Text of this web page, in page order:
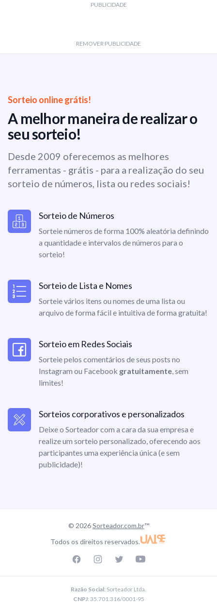
PUBLICIDADE
REMOVER PUBLICIDADE
Sorteio online grátis!
A melhor maneira de realizar o
seu sorteio!
Desde 2009 oferecemos as melhores
ferramentas - grátis - para a realização do seu
sorteio de números, lista ou redes sociais!
Sorteio de Números
Sorteie números de forma 100% aleatória definindo
a quantidade e intervalos de números para o
sorteio!
Sorteio de Lista e Nomes
Sorteie vários itens ou nomes de uma lista ou
arquivo de forma fácil e intuitiva de forma gratuita!
Sorteio em Redes Sociais
Sorteie pelos comentários de seus posts no
Instagram ou Facebook gratuitamente, sem
limites!
Sorteios corporativos e personalizados
Deixe o Sorteador com a cara da sua empresa e
realize um sorteio personalizado, oferecendo aos
participantes uma experiência única (e sem
publicidade)!
© 2026Sorteador.com.br™
Todos os direitos reservados.
Razão Social: Sorteador Ltda.
CNPJ: 35.701.316/0001-95